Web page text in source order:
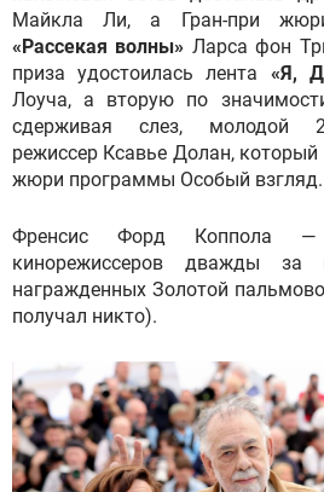
Майкла Ли, а Гран-при
«Рассекая волны» Ларса фон
приза удостоилась лента «Я,
Лоуча, а вторую по
сдерживая слез, молодой
режиссер Ксавье Долан, который
жюри программы Особый взгляд.
Френсис Форд Коппола
кинорежиссеров дважды
награжденных Золотой
получал никто).